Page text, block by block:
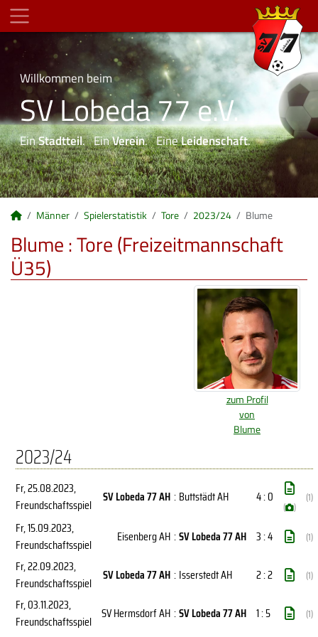
Willkommen beim
SV Lobeda 77 e.V.
EinStadtteil. EinVerein. EineLeidenschaft.
Männer Spielerstatistik Tore 2023/24 Blume
Blume : Tore (Freizeitmannschaft
Ü35)
zum Profil
von
Blume
2023/24
Fr, 25.08.2023,
Freundschaftsspiel
SV Lobeda 77 AH : Buttstädt AH 4 : 0
( )
(1)
Fr, 15.09.2023,
Freundschaftsspiel
Eisenberg AH :SV Lobeda 77 AH 3 : 4 (1)
Fr, 22.09.2023,
Freundschaftsspiel
SV Lobeda 77 AH : Isserstedt AH 2 : 2 (1)
Fr, 03.11.2023,
Freundschaftsspiel SV Hermsdorf AH :SV Lobeda 77 AH 1 : 5 (1)